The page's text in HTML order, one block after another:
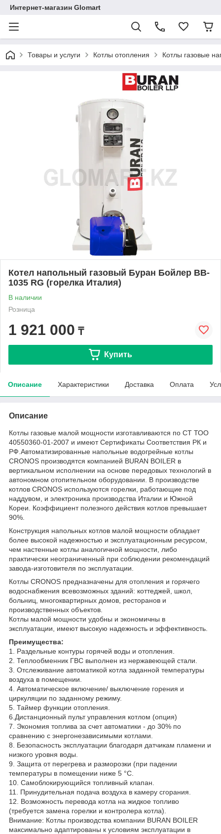
Интернет-магазин Glomart
Товары и услуги Котлы отопления Котлы газовые
Котел напольный газовый Буран Бойлер BB-
1035 RG (горелка Италия)
В наличии
Розница
1 921 000 ₸
Купить
Описание Характеристики Доставка Оплата
Описание
Котлы газовые малой мощности изготавливаются по СТ ТОО
40550360-01-2007 и имеют Сертификаты Соответствия РК и
РФ.Автоматизированные напольные водогрейные котлы
CRONOS производятся компанией BURAN BOILER в
вертикальном исполнении на основе передовых технологий в
автономном отопительном оборудовании. В производстве
котлов CRONOS используются горелки, работающие под
наддувом, и электроника производства Италии и Южной
Кореи. Коэффициент полезного действия котлов превышает
90%.
Конструкция напольных котлов малой мощности обладает
более высокой надежностью и эксплуатационным ресурсом,
чем настенные котлы аналогичной мощности, либо
практически неограниченный при соблюдении рекомендаций
завода-изготовителя по эксплуатации.
Котлы CRONOS предназначены для отопления и горячего
водоснабжения всевозможных зданий: коттеджей, школ,
больниц, многоквартирных домов, ресторанов и
производственных объектов.
Котлы малой мощности удобны и экономичны в
эксплуатации, имеют высокую надежность и эффективность.
Преимущества:
1. Раздельные контуры горячей воды и отопления.
2. Теплообменник ГВС выполнен из нержавеющей стали.
3. Отслеживание автоматикой котла заданной температуры
воздуха в помещении.
4. Автоматическое включение/ выключение горения и
циркуляции по заданному режиму.
5. Таймер функции отопления.
6.Дистанционный пульт управления котлом (опция)
7. Экономия топлива за счет автоматики - до 30% по
сравнению с энергонезависимыми котлами.
8. Безопасность эксплуатации благодаря датчикам пламени и
низкого уровня воды.
9. Защита от перегрева и разморозки (при падении
температуры в помещении ниже 5 °С.
10. Самоблокирующийся топливный клапан.
11. Принудительная подача воздуха в камеру сгорания.
12. Возможность перевода котла на жидкое топливо
(требуется замена горелки и контролера котла).
Внимание: Котлы производства компании BURAN BOILER
максимально адаптированы к условиям эксплуатации в